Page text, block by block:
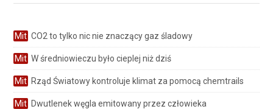
Mit CO2 to tylko nic nie znaczący gaz śladowy
Mit W średniowieczu było cieplej niż dziś
Mit Rząd Światowy kontroluje klimat za pomocą chemtrails
Mit Dwutlenek węgla emitowany przez człowieka